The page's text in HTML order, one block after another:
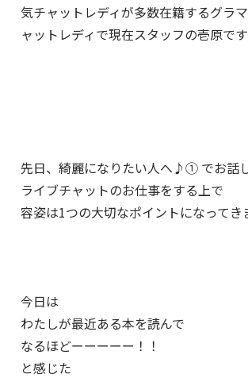
気チャットレディが多数在籍するグラ
ャットレディで現在スタッフの壱原
先日、綺麗になりたい人へ♪① でお話し
ライブチャットのお仕事をする上で
容姿は1つの大切なポイントになってき
今日は
わたしが最近ある本を読んで
なるほどーーーーー！！
と感じた